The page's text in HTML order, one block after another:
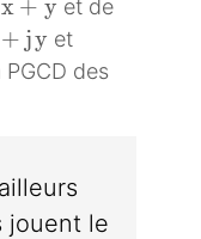
x + y et de
jy
+ jy et
des
jouent le